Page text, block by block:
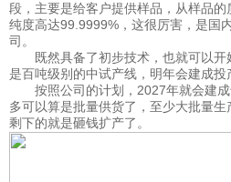
段，主要是给客户提供样品，从样品
纯度高达99.9999%，这很厉害，是国
司。
既然具备了初步技术，也就可以开
是百吨级别的中试产线，明年会建成投
按照公司的计划，2027年就会建成
多可以算是批量供货了，至少大批量生
剩下的就是砸钱扩产了。